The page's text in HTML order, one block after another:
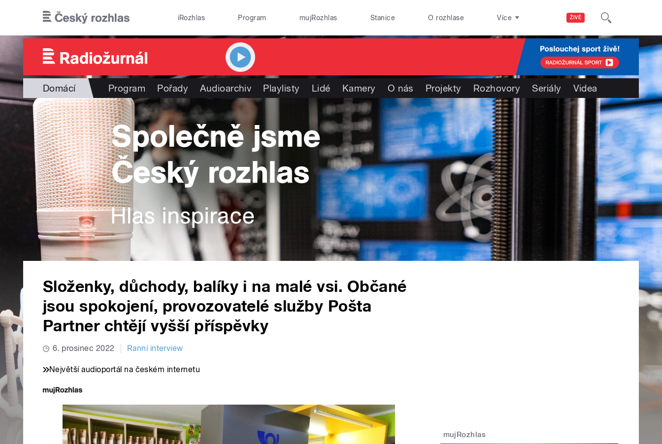
ŽIVĚ
iRozhlas Program mujRozhlas Stanice O rozhlase Více
Domácí Program Pořady Audioarchiv Playlisty Lidé Kamery O nás Projekty Rozhovory Seriály Videa
Složenky, důchody, balíky i na malé vsi. Občané
jsou spokojení, provozovatelé služby Pošta
Partner chtějí vyšší příspěvky
6. prosinec 2022 Ranní interview
Největší audioportál na českém internetu
mujRozhlas